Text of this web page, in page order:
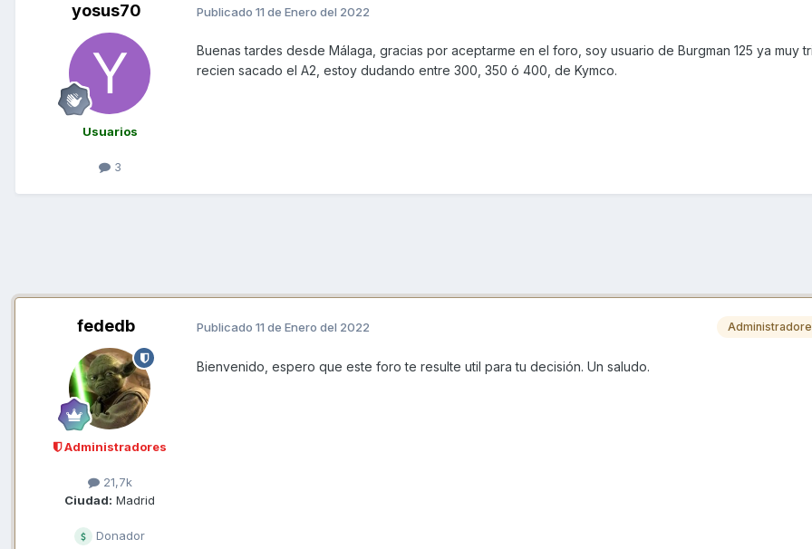
yosus70
Usuarios
3
Publicado 11 de Enero del 2022
Buenas tardes desde Málaga, gracias por aceptarme en el foro, soy usuario de Burgman 125 ya muy
recien sacado el A2, estoy dudando entre 300, 350 ó 400, de Kymco.
fededb
Administradores
21,7k
Ciudad: Madrid
Donador
Publicado 11 de Enero del 2022
Bienvenido, espero que este foro te resulte util para tu decisión. Un saludo.